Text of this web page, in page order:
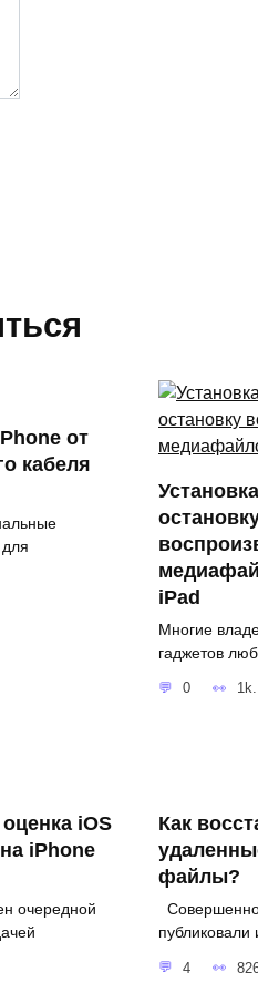
от
кабеля
iPad
Многие
гаджетов
0 1k.
iOS
iPhone
очередной
Как
файлы?
4